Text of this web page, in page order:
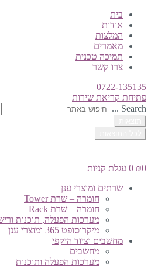
בית
אודות
המלצות
מאמרים
תמיכה טכנית
צרו קשר
0722-135135
פתיחת קריאת שירות
Search ...
₪0
0 עגלת קניות
שרתים ומוצרי ענן
חומרה – שרת Tower
חומרה – שרת Rack
מערכות הפעלה, תוכנות
מיקרוסופט 365 ומוצרי ענן
מחשבים וציוד היקפי
מחשבים
מערכות הפעלה ותוכנות